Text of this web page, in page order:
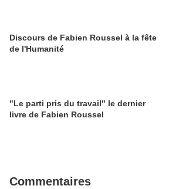
Discours de Fabien Roussel à la fête
de l'Humanité
"Le parti pris du travail" le dernier
livre de Fabien Roussel
Commentaires